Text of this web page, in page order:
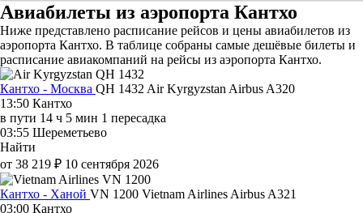
Авиабилеты из аэропорта Кантхо
Ниже представлено расписание рейсов и цены авиабилетов из
аэропорта Кантхо. В таблице собраны самые дешёвые билеты и
расписание авиакомпаний на рейсы из аэропорта Кантхо.
Кантхо - Москва QH 1432 Air Kyrgyzstan Airbus A320
13:50 Кантхо
в пути 14 ч 5 мин 1 пересадка
03:55 Шереметьево
Найти
от 38 219 ₽ 10 сентября 2026
Кантхо - Ханой VN 1200 Vietnam Airlines Airbus A321
03:00 Кантхо